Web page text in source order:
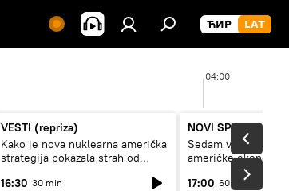
04:00
VESTI (repriza)
Kako je nova nuklearna američka
strategija pokazala strah od
16:30 30 min
NOVI SPUTNJIK
Sedam
američke
17:00 60 min